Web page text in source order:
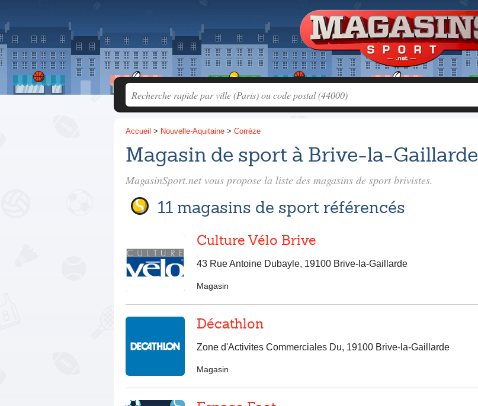
Accueil > Nouvelle-Aquitaine > Corrèze
Magasin de sport à Brive-la-Gaillarde
MagasinSport.net vous propose la liste des magasins de sport brivistes.
11 magasins de sport référencés
Culture Vélo Brive
43 Rue Antoine Dubayle, 19100 Brive-la-Gaillarde
Magasin
Décathlon
Zone d'Activites Commerciales Du, 19100 Brive-la-Gaillarde
Magasin